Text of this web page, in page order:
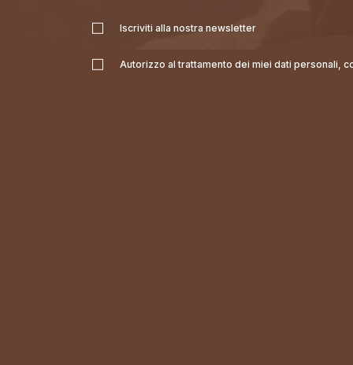
Iscriviti alla nostra newsletter
Autorizzo al trattamento dei miei dati personali,